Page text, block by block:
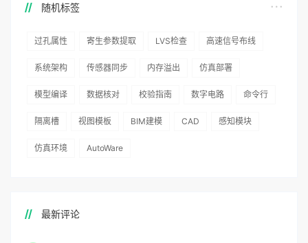
随机标签
过孔属性 寄生参数提取 LVS检查 高速信号布线
系统架构 传感器同步 内存溢出 仿真部署
模型编译 数据核对 校验指南 数字电路 命令行
隔离槽 视图模板 BIM建模 CAD 感知模块
仿真环境 AutoWare
最新评论